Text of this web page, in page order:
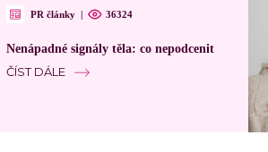
PR články | 36324
Nenápadné signály těla: co nepodcenit
ČÍST DÁLE